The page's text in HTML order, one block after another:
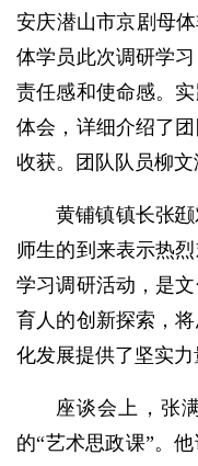
安庆潜山市京剧母
体学员此次调研学
责任感和使命感。
体会，详细介绍了
收获。团队队员柳文
黄铺镇镇长张
师生的到来表示热
学习调研活动，是
育人的创新探索，
化发展提供了坚实力
座谈会上，张
的“艺术思政课”。